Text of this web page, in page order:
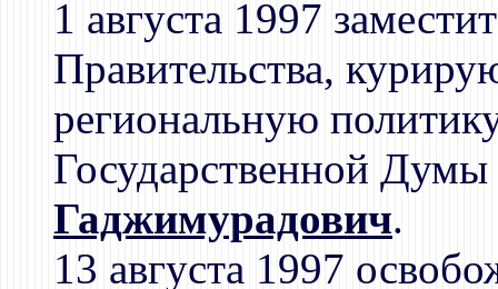
1 августа 1997
Правительства,
региональную
Государственной Думы
Гаджимурадович.
13 августа 1997